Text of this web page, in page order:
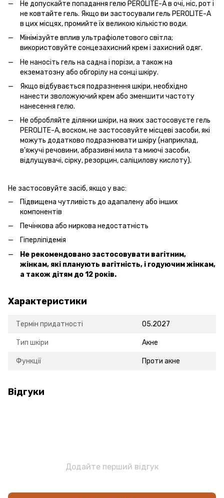
Не допускайте попадання гелю PEROLITE-A в очі, ніс, рот і
не ковтайте гель. Якщо ви застосували гель PEROLITE-A
в цих місцях, промийте їх великою кількістю води.
Мінімізуйте вплив ультрафіолетового світла;
використовуйте сонцезахисний крем і захисний одяг.
Не наносіть гель на садна і порізи, а також на
екзематозну або обгорілу на сонці шкіру.
Якщо відбувається подразнення шкіри, необхідно
нанести зволожуючий крем або зменшити частоту
нанесення гелю.
Не обробляйте ділянки шкіри, на яких застосовуєте гель
PEROLITE-A, воском, не застосовуйте місцеві засоби, які
можуть додатково подразнювати шкіру (наприклад,
в’яжучі речовини, абразивні мила та миючі засоби,
відлущувачі, сірку, резорцин, саліцилову кислоту).
Не застосовуйте засіб, якщо у вас:
Підвищена чутливість до адапалену або інших
компонентів
Печінкова або ниркова недостатність
Гіперліпідемія
Не рекомендовано застосовувати вагітним,
жінкам, які планують вагітність, і годуючим жінкам,
а також дітям до 12 років.
Характеристики
Термін придатності 05.2027
Тип шкіри Акне
Функції Проти акне
Відгуки
Додайте перший відгук